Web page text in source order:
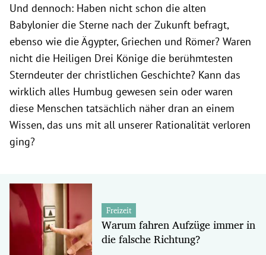
Und dennoch: Haben nicht schon die alten
Babylonier die Sterne nach der Zukunft befragt,
ebenso wie die Ägypter, Griechen und Römer? Waren
nicht die Heiligen Drei Könige die berühmtesten
Sterndeuter der christlichen Geschichte? Kann das
wirklich alles Humbug gewesen sein oder waren
diese Menschen tatsächlich näher dran an einem
Wissen, das uns mit all unserer Rationalität verloren
ging?
Freizeit
Warum fahren Aufzüge immer in
die falsche Richtung?